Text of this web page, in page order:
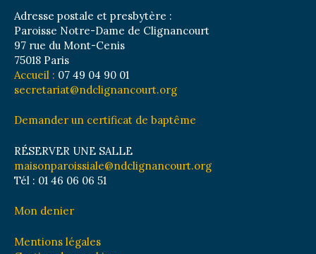
Adresse postale et presbytère :
Paroisse Notre-Dame de Clignancourt
97 rue du Mont-Cenis
75018 Paris
Accueil : 07 49 04 90 01
secretariat@ndclignancourt.org
Demander un certificat de baptême
RÉSERVER UNE SALLE
maisonparoissiale@ndclignancourt.org
Tél : 01 46 06 06 51
Mon denier
Mentions légales